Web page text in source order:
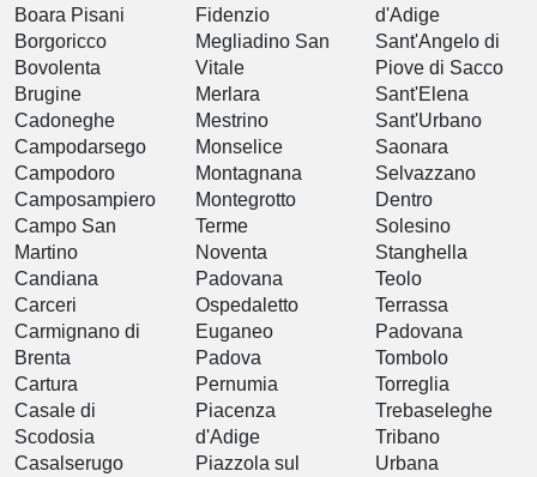
Boara Pisani
Borgoricco
Bovolenta
Brugine
Cadoneghe
Campodarsego
Campodoro
Camposampiero
Campo San
Martino
Candiana
Carceri
Carmignano di
Brenta
Cartura
Casale di
Scodosia
Casalserugo
Fidenzio
Megliadino San
Vitale
Merlara
Mestrino
Monselice
Montagnana
Montegrotto
Terme
Noventa
Padovana
Ospedaletto
Euganeo
Padova
Pernumia
Piacenza
d'Adige
Piazzola sul
d'Adige
Sant'Angelo di
Piove di Sacco
Sant'Elena
Sant'Urbano
Saonara
Selvazzano
Dentro
Solesino
Stanghella
Teolo
Terrassa
Padovana
Tombolo
Torreglia
Trebaseleghe
Tribano
Urbana